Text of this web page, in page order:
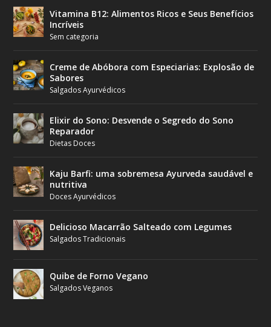
Vitamina B12: Alimentos Ricos e Seus Benefícios
Incríveis
Sem categoria
Creme de Abóbora com Especiarias: Explosão de
Sabores
Salgados Ayurvédicos
Elixir do Sono: Desvende o Segredo do Sono
Reparador
Dietas Doces
Kaju Barfi: uma sobremesa Ayurveda saudável e
nutritiva
Doces Ayurvédicos
Delicioso Macarrão Salteado com Legumes
Salgados Tradicionais
Quibe de Forno Vegano
Salgados Veganos